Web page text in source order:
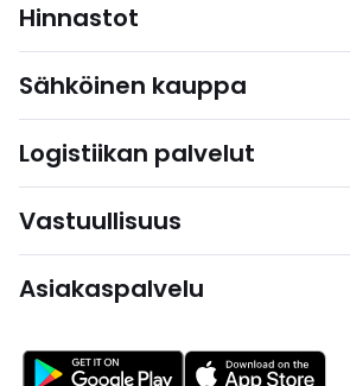
Hinnastot
Sähköinen kauppa
Logistiikan palvelut
Vastuullisuus
Asiakaspalvelu